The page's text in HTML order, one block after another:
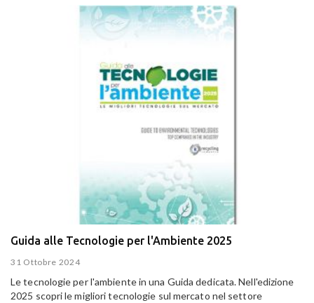
Guida alle Tecnologie per l'Ambiente 2025
31 Ottobre 2024
Le tecnologie per l'ambiente in una Guida dedicata. Nell'edizione
2025 scopri le migliori tecnologie sul mercato nel settore